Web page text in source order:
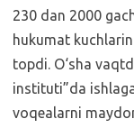
230 dan 2000
hukumat
topdi. O‘sha
instituti”da
voqealarni